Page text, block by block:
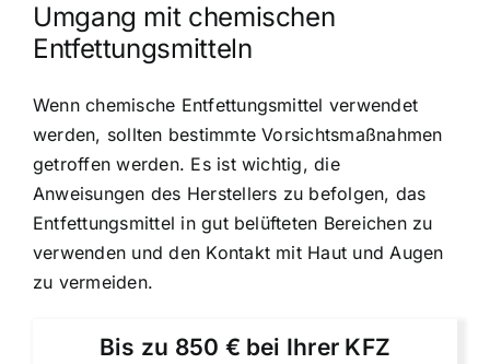
Umgang mit chemischen
Entfettungsmitteln
Wenn chemische Entfettungsmittel verwendet
werden, sollten bestimmte Vorsichtsmaßnahmen
getroffen werden. Es ist wichtig, die
Anweisungen des Herstellers zu befolgen, das
Entfettungsmittel in gut belüfteten Bereichen zu
verwenden und den Kontakt mit Haut und Augen
zu vermeiden.
Bis zu 850 € bei Ihrer KFZ